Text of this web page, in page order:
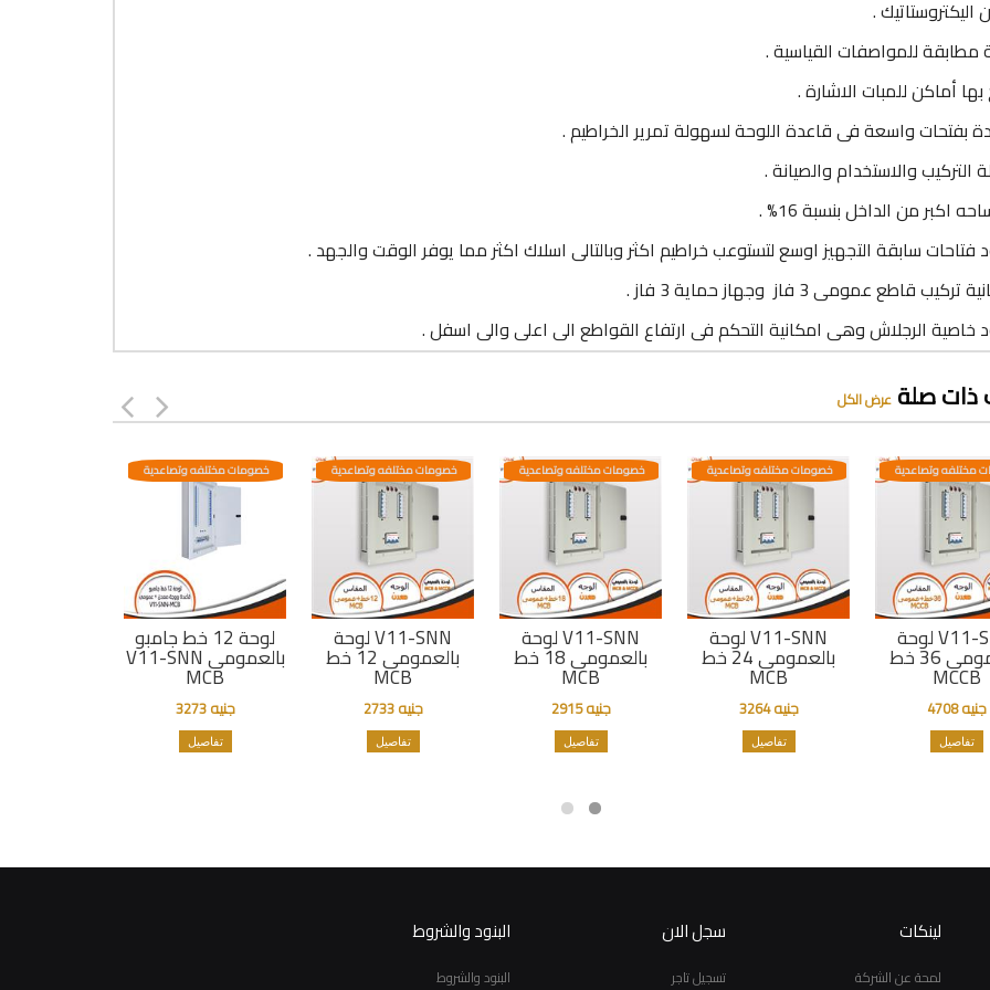
.
مطابقة للمواصفات القياسية .
أماكن للمبات الاشارة .
بفتحات واسعة فى قاعدة اللوحة لسهولة تمرير الخراطيم .
والاستخدام والصيانة .
اكبر من الداخل بنسبة 16% .
سابقة التجهيز اوسع لتستوعب خراطيم اكثر وبالتالى اسلاك اكثر مما يوفر الوقت والجهد .
قاطع عمومى 3 فاز وجهاز حماية 3 فاز .
خاصية الرجلاش وهى امكانية التحكم فى ارتفاع القواطع الى اعلى والى اسفل .
ذات صلةعرض الكل
لوحة 12 خط جامبو
V11-SNN بالعمومى
MCB
خصومات مختلفه وتصاعدية
جنيه 3273
تفاصيل
لوحة V11-SNN
بالعمومى 12 خط
MCB
خصومات مختلفه وتصاعدية
جنيه 2733
تفاصيل
لوحة V11-SNN
بالعمومى 18 خط
MCB
خصومات مختلفه وتصاعدية
جنيه 2915
تفاصيل
لوحة V11-SNN
بالعمومى 24 خط
MCB
خصومات مختلفه وتصاعدية
جنيه 3264
تفاصيل
لوحة V11-SNN
بالعمومى 36 خط
MCCB
مختلفه وتصاعدية
جنيه 4708
تفاصيل
لينكات
لمحة عن الشركة
سجل الان
تسجيل تاجر
البنود والشروط
البنود والشروط